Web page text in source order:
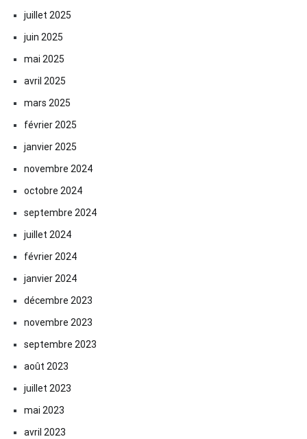
juillet 2025
juin 2025
mai 2025
avril 2025
mars 2025
février 2025
janvier 2025
novembre 2024
octobre 2024
septembre 2024
juillet 2024
février 2024
janvier 2024
décembre 2023
novembre 2023
septembre 2023
août 2023
juillet 2023
mai 2023
avril 2023